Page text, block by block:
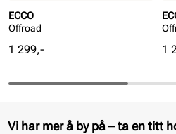
ECCO
Offroad
Pris
1 299,- 1
Vi har mer å by på – ta en titt